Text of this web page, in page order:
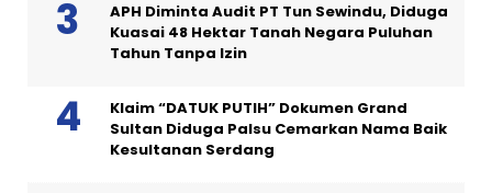
APH Diminta Audit PT Tun Sewindu, Diduga
Kuasai 48 Hektar Tanah Negara Puluhan
Tahun Tanpa Izin
Klaim “DATUK PUTIH” Dokumen Grand
Sultan Diduga Palsu Cemarkan Nama Baik
Kesultanan Serdang